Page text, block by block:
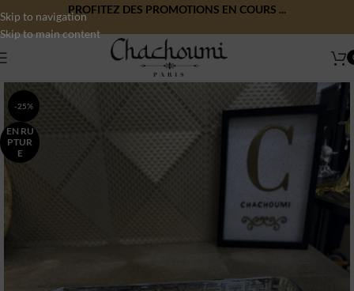
Skip to navigation
Skip to main content
PROFITEZ DES PROMOTIONS EN COURS ...
-25%
EN RU
PTUR
E